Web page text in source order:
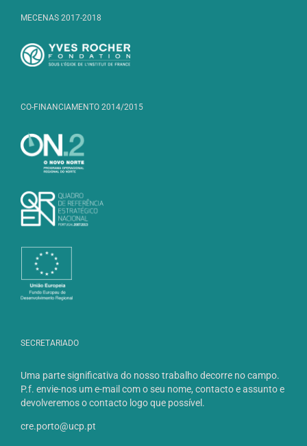
MECENAS 2017-2018
CO-FINANCIAMENTO 2014/2015
SECRETARIADO
Uma parte significativa do nosso trabalho decorre no campo.
P.f. envie-nos um e-mail com o seu nome, contacto e assunto e
devolveremos o contacto logo que possível.
cre.porto@ucp.pt